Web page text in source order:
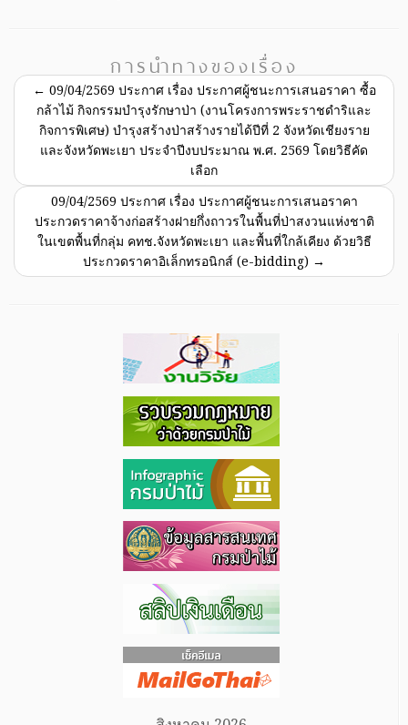
การนำทางของเรื่อง
← 09/04/2569 ประกาศ เรื่อง ประกาศผู้ชนะการเสนอราคา ซื้อ
กล้าไม้ กิจกรรมบำรุงรักษาป่า (งานโครงการพระราชดำริและ
กิจการพิเศษ) บำรุงสร้างป่าสร้างรายได้ปีที่ 2 จังหวัดเชียงราย
และจังหวัดพะเยา ประจำปีงบประมาณ พ.ศ. 2569 โดยวิธีคัด
เลือก
09/04/2569 ประกาศ เรื่อง ประกาศผู้ชนะการเสนอราคา
ประกวดราคาจ้างก่อสร้างฝายกึ่งถาวรในพื้นที่ป่าสงวนแห่งชาติ
ในเขตพื้นที่กลุ่ม คทช.จังหวัดพะเยา และพื้นที่ใกล้เคียง ด้วยวิธี
ประกวดราคาอิเล็กทรอนิกส์ (e-bidding) →